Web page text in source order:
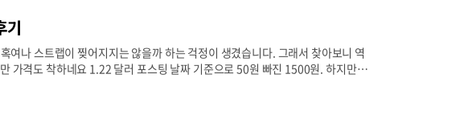
기
여나 스트랩이 찢어지지는 않을까 하는 걱정이 생겼습니다. 그래서 찾아보니 역
가격도 착하네요 1.22 달러 포스팅 날짜 기준으로 50원 빠진 1500원. 하지만 배
정도 걸린 거 같아요. 완충 시점을 보지 못했는 잠시 딴짓하고 왔더니 완충되